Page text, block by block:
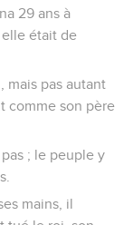
29 ans à
elle était de
mais pas autant
comme son père
; le peuple y
mains, il